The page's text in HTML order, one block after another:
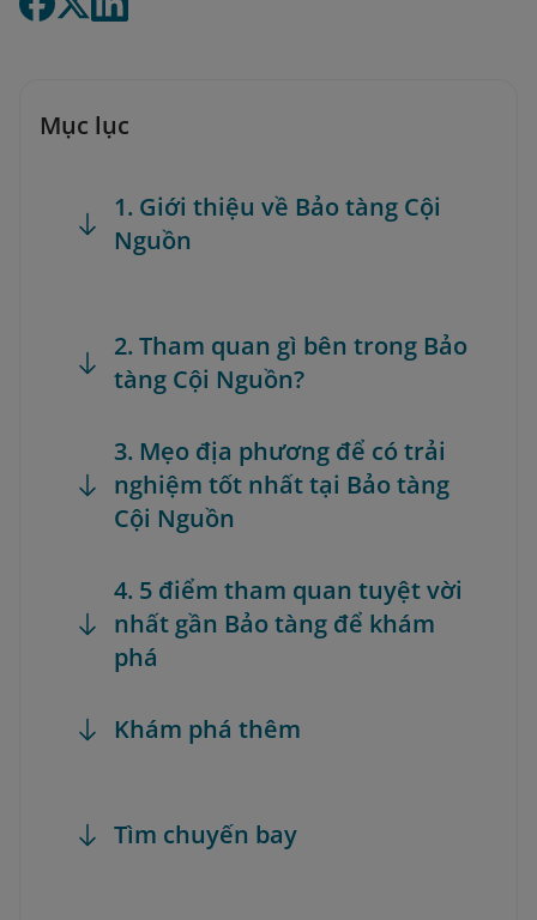
Mục lục
1. Giới thiệu về Bảo tàng Cội
Nguồn
2. Tham quan gì bên trong Bảo
tàng Cội Nguồn?
3. Mẹo địa phương để có trải
nghiệm tốt nhất tại Bảo tàng
Cội Nguồn
4. 5 điểm tham quan tuyệt vời
nhất gần Bảo tàng để khám
phá
Khám phá thêm
Tìm chuyến bay